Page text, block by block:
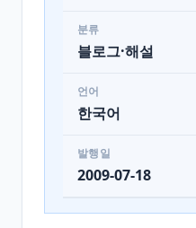
분류
블로그·해설
언어
한국어
발행일
2009-07-18